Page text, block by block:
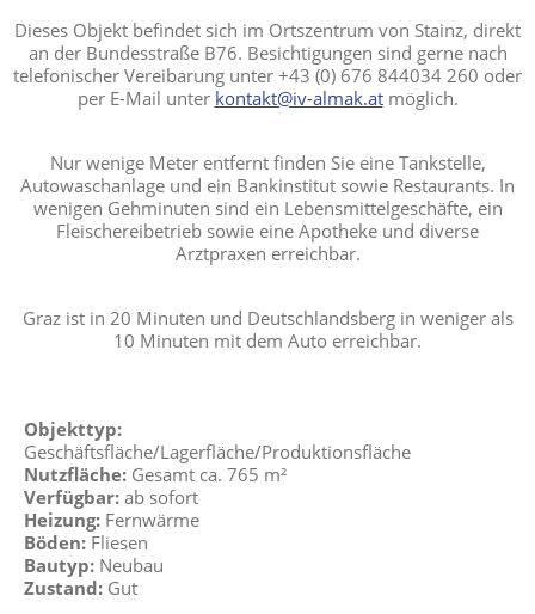
Dieses Objekt befindet sich im Ortszentrum von Stainz, direkt
an der Bundesstraße B76. Besichtigungen sind gerne nach
telefonischer Vereibarung unter +43 (0) 676 844034 260 oder
per E-Mail unter kontakt@iv-almak.atmöglich.
Nur wenige Meter entfernt finden Sie eine Tankstelle,
Autowaschanlage und ein Bankinstitut sowie Restaurants. In
wenigen Gehminuten sind ein Lebensmittelgeschäfte, ein
Fleischereibetrieb sowie eine Apotheke und diverse
Arztpraxen erreichbar.
Graz ist in 20 Minuten und Deutschlandsberg in weniger als
10 Minuten mit dem Auto erreichbar.
Objekttyp:
Geschäftsfläche/Lagerfläche/Produktionsfläche
Nutzfläche: Gesamt ca. 765 m²
Verfügbar: ab sofort
Heizung: Fernwärme
Böden: Fliesen
Bautyp: Neubau
Zustand: Gut